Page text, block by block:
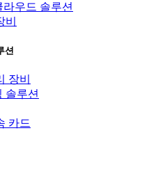
우드 솔루션
션
장비
솔루션
카드